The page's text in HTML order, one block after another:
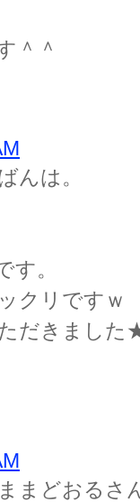
＾＾
んは。
す。
クリですｗ
だきました
まどおるさ